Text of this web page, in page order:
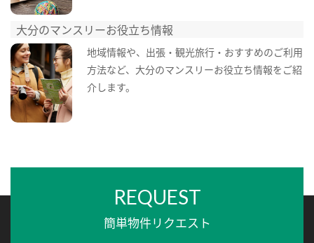
大分のマンスリーお役立ち情報
地域情報や、出張・観光旅行・おすすめのご利用
方法など、大分のマンスリーお役立ち情報をご紹
介します。
REQUEST
簡単物件リクエスト